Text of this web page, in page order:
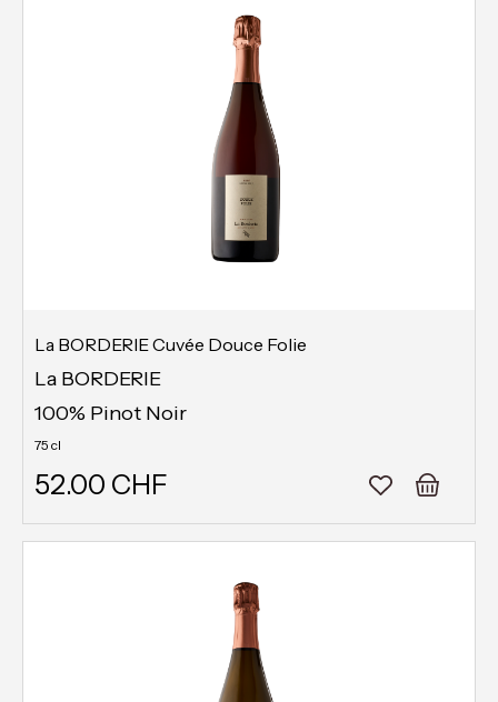
La BORDERIE Cuvée Douce Folie
La BORDERIE
100% Pinot Noir
75 cl
52.00 CHF